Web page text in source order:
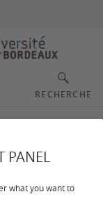
PANEL
what you want to
RECHERCHE